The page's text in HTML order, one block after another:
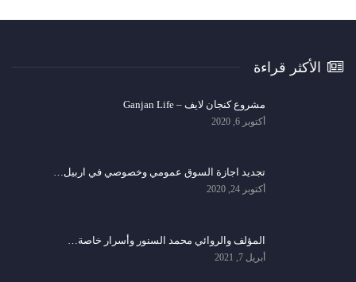
الأكثر قراءة
مشروع كنجان لايف – Ganjan Life
أكتوبر 6, 2020
تجديد اجازة السوق عمومي وخصوصي في اربيل…
أكتوبر 24, 2020
المؤلف والروائي محمد السنور وأسرار خاصة…
أبريل 7, 2021